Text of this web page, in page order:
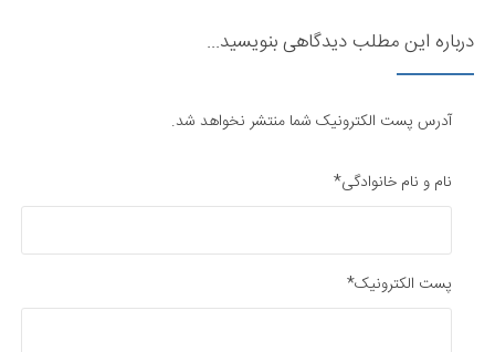
درباره این مطلب دیدگاهی بنویسید...
آدرس پست الکترونیک شما منتشر نخواهد شد.
نام و نام خانوادگی*
پست الکترونیک*